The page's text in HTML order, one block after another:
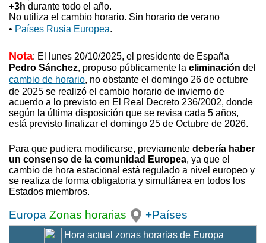
+3h durante todo el año.
No utiliza el cambio horario. Sin horario de verano
• Países Rusia Europea.
Nota: El lunes 20/10/2025, el presidente de España
Pedro Sánchez, propuso públicamente la eliminación del
cambio de horario, no obstante el domingo 26 de octubre
de 2025 se realizó el cambio horario de invierno de
acuerdo a lo previsto en El Real Decreto 236/2002, donde
según la última disposición que se revisa cada 5 años,
está previsto finalizar el domingo 25 de Octubre de 2026.
Para que pudiera modificarse, previamente debería haber
un consenso de la comunidad Europea, ya que el
cambio de hora estacional está regulado a nivel europeo y
se realiza de forma obligatoria y simultánea en todos los
Estados miembros.
Europa Zonas horarias +Países
Hora actual zonas horarias de Europa